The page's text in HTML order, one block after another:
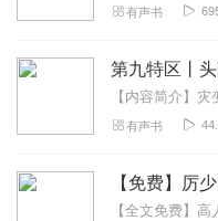
有声书
有声书
【免费】厉